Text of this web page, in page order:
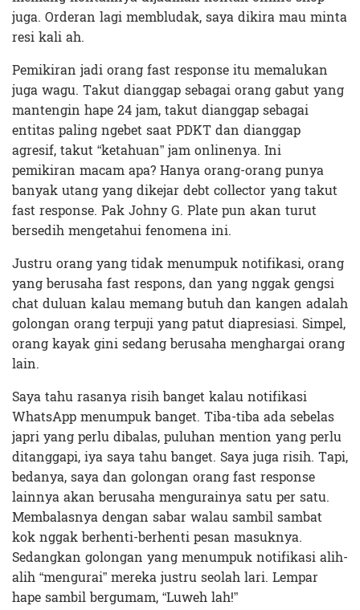
juga. Orderan lagi membludak, saya dikira mau minta
resi kali ah.
Pemikiran jadi orang fast response itu memalukan
juga wagu. Takut dianggap sebagai orang gabut yang
mantengin hape 24 jam, takut dianggap sebagai
entitas paling ngebet saat PDKT dan dianggap
agresif, takut “ketahuan” jam onlinenya. Ini
pemikiran macam apa? Hanya orang-orang punya
banyak utang yang dikejar debt collector yang takut
fast response. Pak Johny G. Plate pun akan turut
bersedih mengetahui fenomena ini.
Justru orang yang tidak menumpuk notifikasi, orang
yang berusaha fast respons, dan yang nggak gengsi
chat duluan kalau memang butuh dan kangen adalah
golongan orang terpuji yang patut diapresiasi. Simpel,
orang kayak gini sedang berusaha menghargai orang
lain.
Saya tahu rasanya risih banget kalau notifikasi
WhatsApp menumpuk banget. Tiba-tiba ada sebelas
japri yang perlu dibalas, puluhan mention yang perlu
ditanggapi, iya saya tahu banget. Saya juga risih. Tapi,
bedanya, saya dan golongan orang fast response
lainnya akan berusaha mengurainya satu per satu.
Membalasnya dengan sabar walau sambil sambat
kok nggak berhenti-berhenti pesan masuknya.
Sedangkan golongan yang menumpuk notifikasi alih-
alih “mengurai” mereka justru seolah lari. Lempar
hape sambil bergumam, “Luweh lah!”